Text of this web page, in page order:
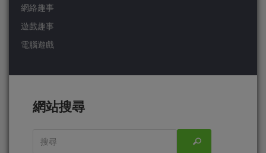
網絡趣事
遊戲趣事
電腦遊戲
網站搜尋